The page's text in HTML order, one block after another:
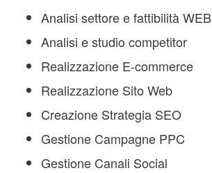
Analisi settore e fattibilità WEB
Analisi e studio competitor
Realizzazione E-commerce
Realizzazione Sito Web
Creazione Strategia SEO
Gestione Campagne PPC
Gestione Canali Social